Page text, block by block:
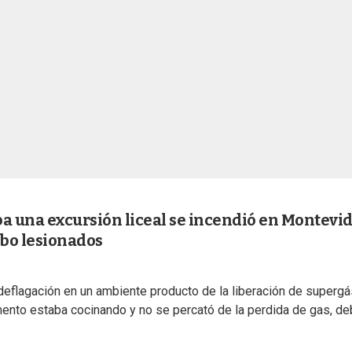
una excursión liceal se incendió en
lesionados
en un ambiente producto de la liberación de
estaba cocinando y no se percató de la perdida de gas,